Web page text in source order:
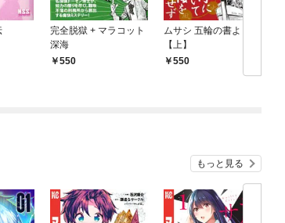
完全脱獄 + マラコット
深海
550
ムサシ 五輪の書より
【上】
550
もっと見る